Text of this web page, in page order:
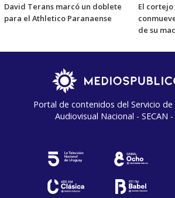
David Terans marcó un doblete
para el Athletico Paranaense
El
de su
Portal de contenidos del Servicio de
Audiovisual Nacional - SECAN